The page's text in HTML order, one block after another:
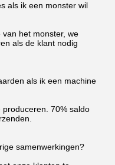
als ik een monster wil
het monster, we
als de klant nodig
als ik een machine
70% saldo
samenwerkingen?